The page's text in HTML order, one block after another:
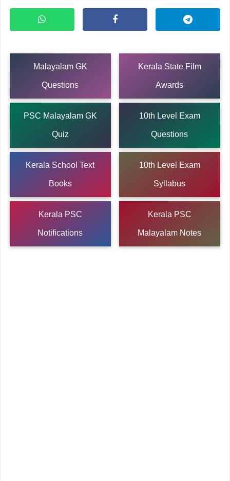
Malayalam GK
Questions
Kerala State Film
Awards
PSC Malayalam GK
Quiz
10th Level Exam
Questions
Kerala School Text
Books
10th Level Exam
Syllabus
Kerala PSC
Notifications
Kerala PSC
Malayalam Notes